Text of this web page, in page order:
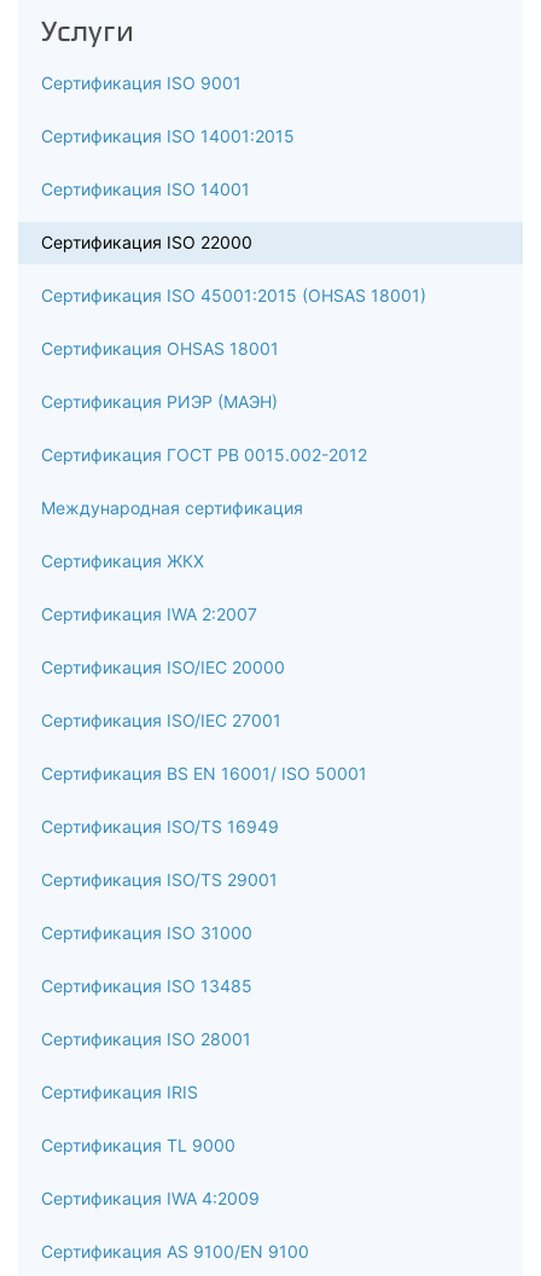
Услуги
Сертификация ISO 9001
Сертификация ISO 14001:2015
Сертификация ISO 14001
Сертификация ISO 22000
Сертификация ISO 45001:2015 (OHSAS 18001)
Сертификация OHSAS 18001
Сертификация РИЭР (МАЭН)
Сертификация ГОСТ РВ 0015.002-2012
Международная сертификация
Сертификация ЖКХ
Сертификация IWA 2:2007
Сертификация ISO/IEC 20000
Сертификация ISO/IEC 27001
Сертификация BS EN 16001/ ISO 50001
Сертификация ISO/TS 16949
Сертификация ISO/TS 29001
Сертификация ISO 31000
Сертификация ISO 13485
Сертификация ISO 28001
Сертификация IRIS
Сертификация TL 9000
Сертификация IWA 4:2009
Сертификация AS 9100/EN 9100